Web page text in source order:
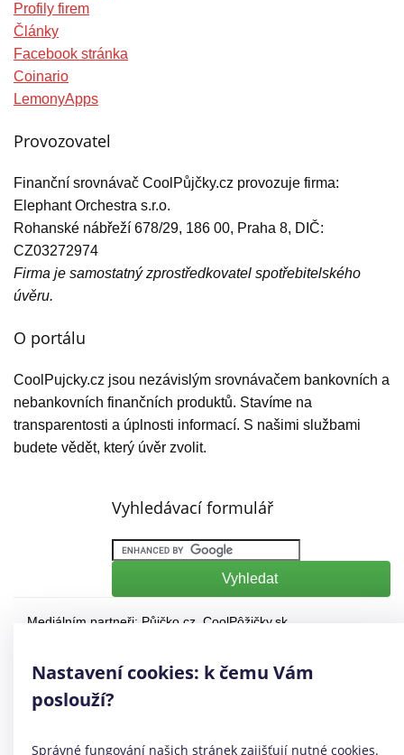
Profily firem
Články
Facebook stránka
Coinario
LemonyApps
Provozovatel
Finanční srovnávač CoolPůjčky.cz provozuje firma:
Elephant Orchestra s.r.o.
Rohanské nábřeží 678/29, 186 00, Praha 8, DIČ:
CZ03272974
Firma je samostatný zprostředkovatel spotřebitelského
úvěru.
O portálu
CoolPujcky.cz jsou nezávislým srovnávačem bankovních a
nebankovních finančních produktů. Stavíme na
transparentosti a úplnosti informací. S našimi službami
budete vědět, který úvěr zvolit.
Vyhledávací formulář
Mediálním partneři: Půjčko.cz CoolPôžičky.sk
©CoolPujcky.cz - Nové rychlé půjčky před výplatou
Váš nezávislý odborný srovnávač půjček pro rok 2026
Provozovatel:Elephant Orchestra, s.r.o. Ve spolupráci sÚspory.cz
Nastavení cookies: k čemu Vám
poslouží?
Správné fungování našich stránek zajišťují nutné cookies.